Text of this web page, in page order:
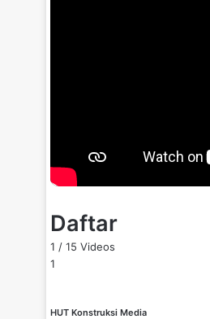
Daftar
1 / 15 Videos
1
HUT Konstruksi Media